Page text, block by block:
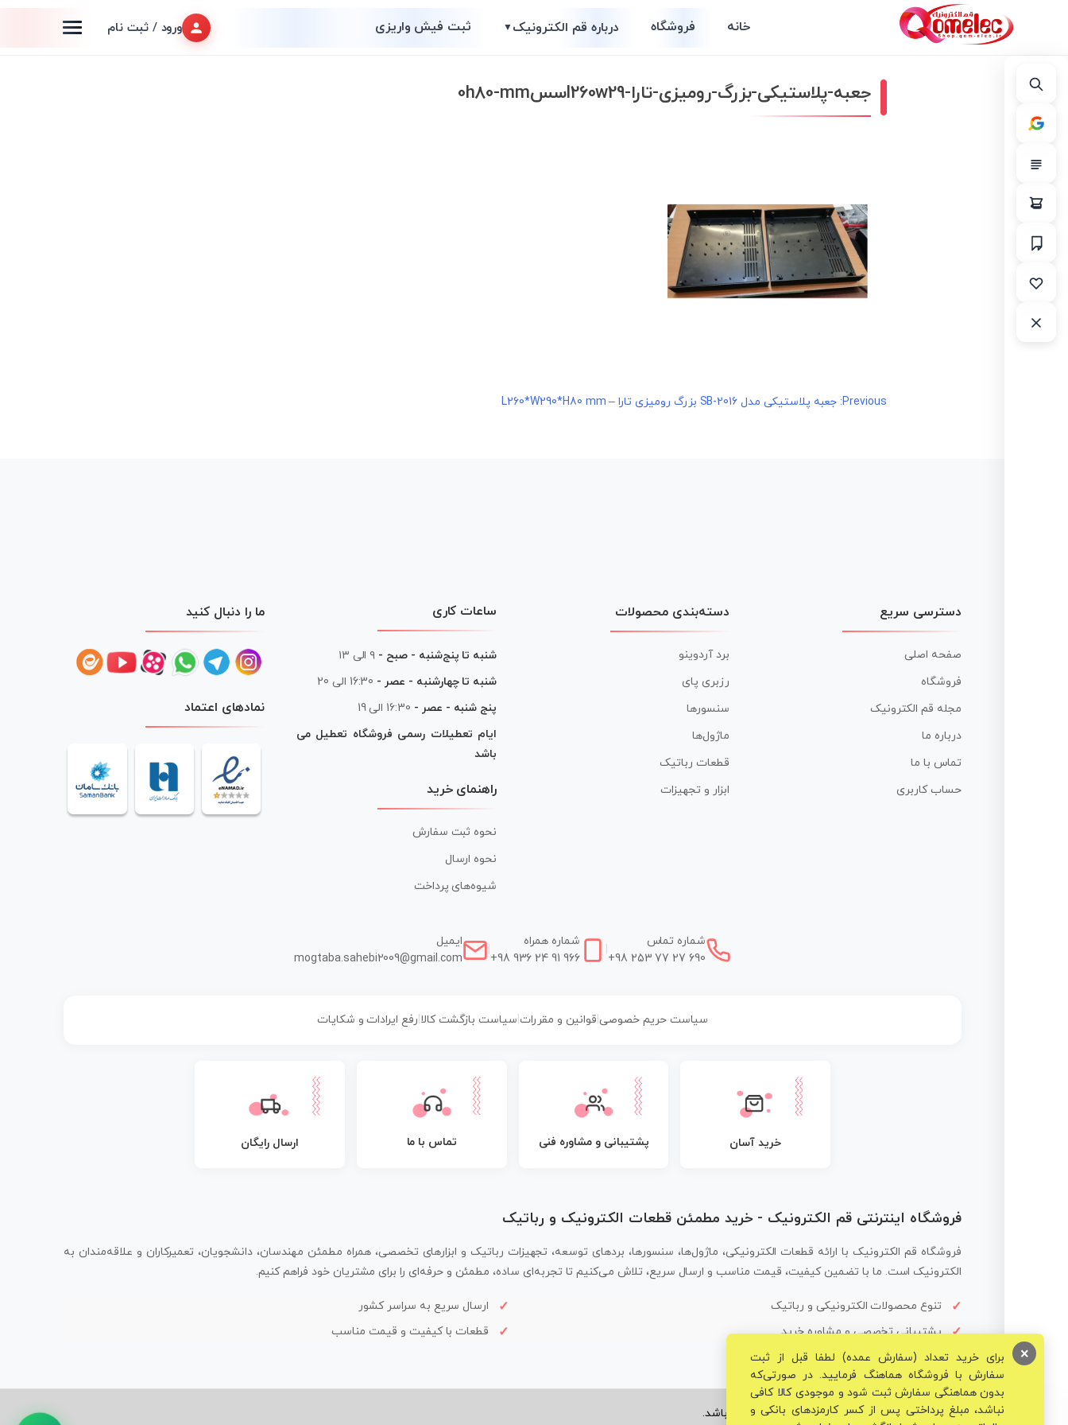
خانه فروشگاه درباره قم الکترونیک▼ ثبت فیش واریزی ورود / ثبت نام
جعبه-پلاستیکی-بزرگ-رومیزی-تارا-l260w29سس0h80-mm
راهبری
Previous: جعبه پلاستیکی مدل SB-2016 بزرگ رومیزی تارا – L260*W290*H80 mm
دسترسی سریع
صفحه اصلی
فروشگاه
مجله قم الکترونیک
درباره ما
تماس با ما
حساب کاربری
دسته‌بندی محصولات
برد آردوینو
رزبری پای
سنسورها
ماژول‌ها
قطعات رباتیک
ابزار و تجهیزات
ساعات کاری
شنبه تا پنج‌شنبه - صبح - ۹ الی ۱۳
شنبه تا چهارشنبه - عصر - 16:30 الی 20
پنج شنبه - عصر - 16:30 الی 19
ایام تعطیلات رسمی فروشگاه تعطیل می
باشد
راهنمای خرید
نحوه ثبت سفارش
نحوه ارسال
شیوه‌های پرداخت
ما را دنبال کنید
نمادهای اعتماد
شماره تماس
+98 253 77 27 690
شماره همراه
+98 936 24 91 966
ایمیل
mogtaba.sahebi2009@gmail.com
سیاست حریم خصوصی| قوانین و مقررات سیاست بازگشت کالا رفع ایرادات و شکایات
خرید آسان پشتیبانی و مشاوره فنی تماس با ما ارسال رایگان
فروشگاه اینترنتی قم الکترونیک - خرید مطمئن قطعات الکترونیک و رباتیک
فروشگاه قم الکترونیک با ارائه قطعات الکترونیکی، ماژول‌ها، سنسورها، بردهای توسعه، تجهیزات رباتیک و ابزارهای تخصصی، همراه مطمئن مهندسان، دانشجویان، تعمیرکاران و علاقه‌مندان به
الکترونیک است. ما با تضمین کیفیت، قیمت مناسب و ارسال سریع، تلاش می‌کنیم تا تجربه‌ای ساده، مطمئن و حرفه‌ای را برای مشتریان خود فراهم کنیم.
تنوع محصولات الکترونیکی و رباتیک
ارسال سریع به سراسر کشور
پشتیبانی تخصصی و مشاوره خرید
قطعات با کیفیت و قیمت مناسب
© تمامی حقوق برای فروشگاه تخصصی قم الکترونیک محفوظ می‌باشد.
برای خرید تعداد (سفارش عمده) لطفا قبل از ثبت
سفارش با فروشگاه هماهنگ فرمایید. در صورتی‌که
بدون هماهنگی سفارش ثبت شود و موجودی کالا کافی
نباشد، مبلغ پرداختی پس از کسر کارمزدهای بانکی و
×